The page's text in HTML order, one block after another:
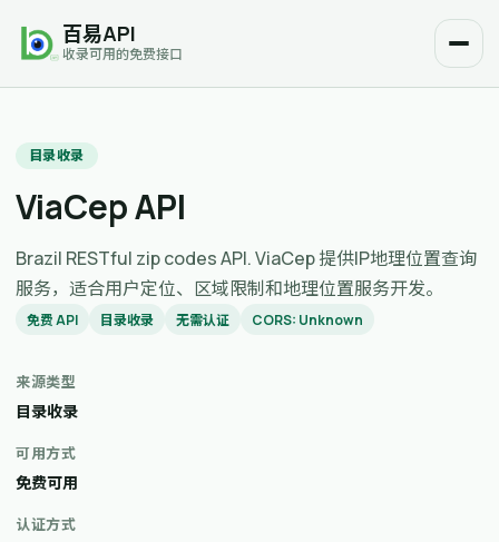
百易API
收录可用的免费接口
目录收录
ViaCep API
Brazil RESTful zip codes API. ViaCep 提供IP地理位置查询
服务，适合用户定位、区域限制和地理位置服务开发。
免费 API 目录收录 无需认证 CORS: Unknown
来源类型
目录收录
可用方式
免费可用
认证方式